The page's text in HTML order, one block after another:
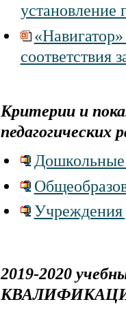
установление
соответствия
Критерии и
педагогических
Дошкольные
Учреждения
2019-2020